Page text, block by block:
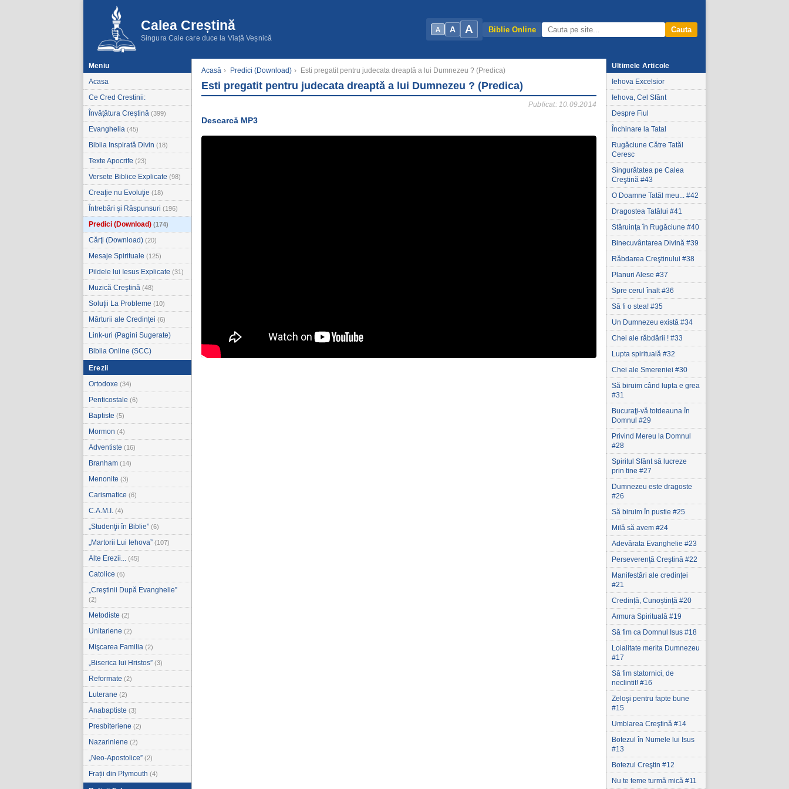
Calea Creștină
Singura Cale care duce la Viață Veșnică
A A A Biblie Online Cauta
Meniu
Acasa
Ce Cred Crestinii:
Învăţătura Creştină (399)
Evanghelia (45)
Biblia Inspirată Divin (18)
Texte Apocrife (23)
Versete Biblice Explicate (98)
Creaţie nu Evoluţie (18)
Întrebări şi Răspunsuri (196)
Predici (Download) (174)
Cărţi (Download) (20)
Mesaje Spirituale (125)
Pildele lui Iesus Explicate (31)
Muzică Creştină (48)
Soluţii La Probleme (10)
Mărturii ale Credinței (6)
Link-uri (Pagini Sugerate)
Biblia Online (SCC)
Erezii
Ortodoxe (34)
Penticostale (6)
Baptiste (5)
Mormon (4)
Adventiste (16)
Branham (14)
Menonite (3)
Carismatice (6)
C.A.M.I. (4)
„Studenţii în Biblie” (6)
„Martorii Lui Iehova” (107)
Alte Erezii... (45)
Catolice (6)
„Creştinii După Evanghelie”
(2)
Metodiste (2)
Unitariene (2)
Mişcarea Familia (2)
„Biserica lui Hristos” (3)
Reformate (2)
Luterane (2)
Anabaptiste (3)
Presbiteriene (2)
Nazariniene (2)
„Neo-Apostolice” (2)
Frații din Plymouth (4)
Acasă › Predici (Download) › Esti pregatit pentru judecata dreaptă a lui Dumnezeu ? (Predica)
Esti pregatit pentru judecata dreaptă a lui Dumnezeu ? (Predica)
Publicat: 10.09.2014
Descarcă MP3
Ultimele Articole
Iehova Excelsior
Iehova, Cel Sfânt
Despre Fiul
Închinare la Tatal
Rugăciune Către Tatăl
Ceresc
Singurătatea pe Calea
Creştină #43
O Doamne Tatăl meu... #42
Dragostea Tatălui #41
Stăruinţa în Rugăciune #40
Binecuvântarea Divină #39
Răbdarea Creştinului #38
Planuri Alese #37
Spre cerul înalt #36
Să fi o stea! #35
Un Dumnezeu există #34
Chei ale răbdării ! #33
Lupta spirituală #32
Chei ale Smereniei #30
Să biruim când lupta e grea
#31
Bucuraţi-vă totdeauna în
Domnul #29
Privind Mereu la Domnul
#28
Spiritul Sfânt să lucreze
prin tine #27
Dumnezeu este dragoste
#26
Să biruim în pustie #25
Milă să avem #24
Adevărata Evanghelie #23
Perseverență Creștină #22
Manifestări ale credinței
#21
Credință, Cunoștință #20
Armura Spirituală #19
Să fim ca Domnul Isus #18
Loialitate merita Dumnezeu
#17
Să fim statornici‚ de
neclintit! #16
Zeloşi pentru fapte bune
#15
Umblarea Creştină #14
Botezul în Numele lui Isus
#13
Botezul Creştin #12
Nu te teme turmă mică #11